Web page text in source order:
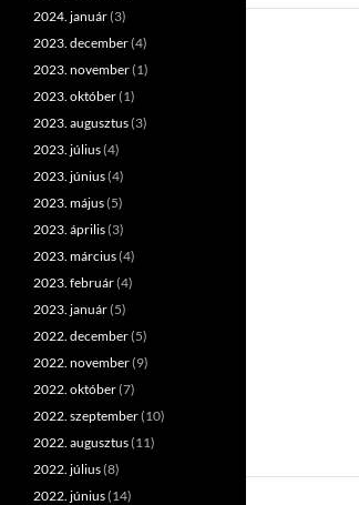
2024. január(3)
2023. december(4)
2023. november(1)
2023. október(1)
2023. augusztus(3)
2023. július(4)
2023. június(4)
2023. május(5)
2023. április(3)
2023. március(4)
2023. február(4)
2023. január(5)
2022. december(5)
2022. november(9)
2022. október(7)
2022. szeptember(10)
2022. augusztus(11)
2022. július(8)
2022. június(14)